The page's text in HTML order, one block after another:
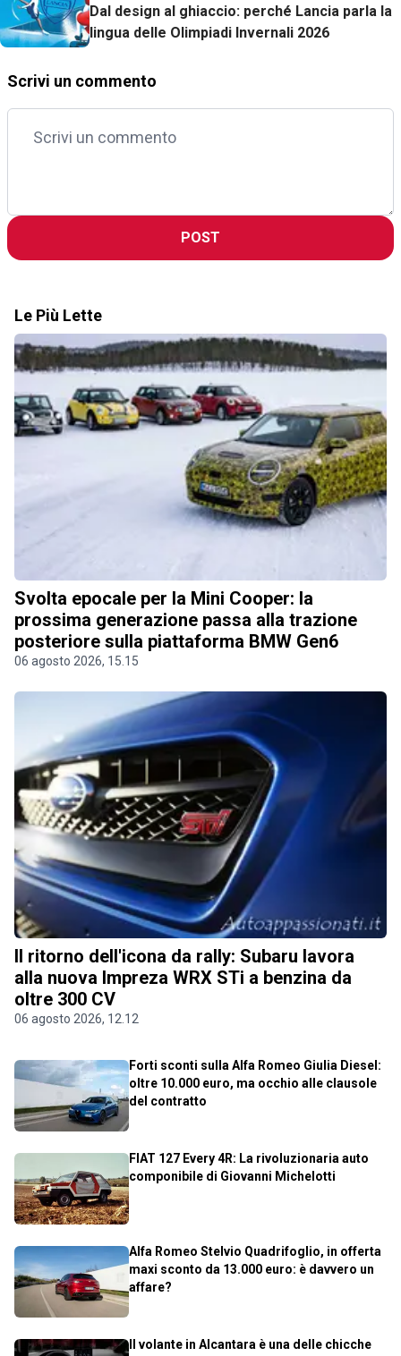
Dal design al ghiaccio: perché Lancia parla la
lingua delle Olimpiadi Invernali 2026
Scrivi un commento
POST
Le Più Lette
Svolta epocale per la Mini Cooper: la
prossima generazione passa alla trazione
posteriore sulla piattaforma BMW Gen6
06 agosto 2026, 15.15
Il ritorno dell'icona da rally: Subaru lavora
alla nuova Impreza WRX STi a benzina da
oltre 300 CV
06 agosto 2026, 12.12
Forti sconti sulla Alfa Romeo Giulia Diesel:
oltre 10.000 euro, ma occhio alle clausole
del contratto
FIAT 127 Every 4R: La rivoluzionaria auto
componibile di Giovanni Michelotti
Alfa Romeo Stelvio Quadrifoglio, in offerta
maxi sconto da 13.000 euro: è davvero un
affare?
Il volante in Alcantara è una delle chicche